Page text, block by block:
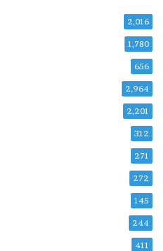
2,016
1,780
656
2,964
2,201
312
271
272
145
244
411